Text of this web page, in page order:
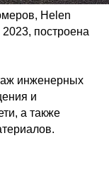
Helen
построена
инженерных
и
а также